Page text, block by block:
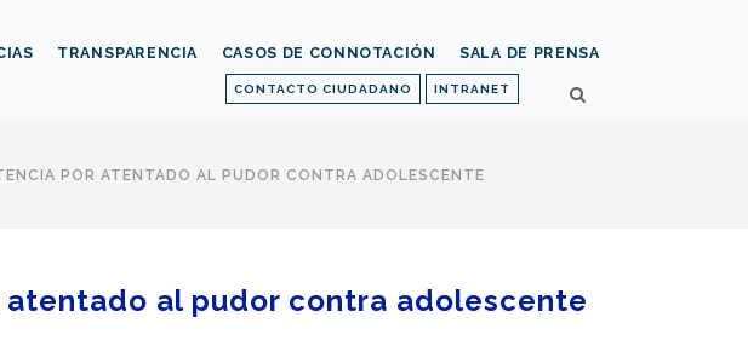
CONTACTO CIUDADANO INTRANET
TRANSPARENCIA CASOS DE CONNOTACIÓN SALA DE PRENSA
POR ATENTADO AL PUDOR CONTRA ADOLESCENTE
al pudor contra adolescente